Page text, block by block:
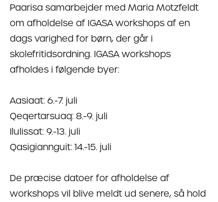
Paarisa samarbejder med Maria Motzfeldt
om afholdelse af IGASA workshops af en
dags varighed for børn, der går i
skolefritidsordning. IGASA workshops
afholdes i følgende byer:
Aasiaat: 6.-7. juli
Qeqertarsuaq: 8.-9. juli
Ilulissat: 9.-13. juli
Qasigiannguit: 14.-15. juli
De præcise datoer for afholdelse af
workshops vil blive meldt ud senere, så hold